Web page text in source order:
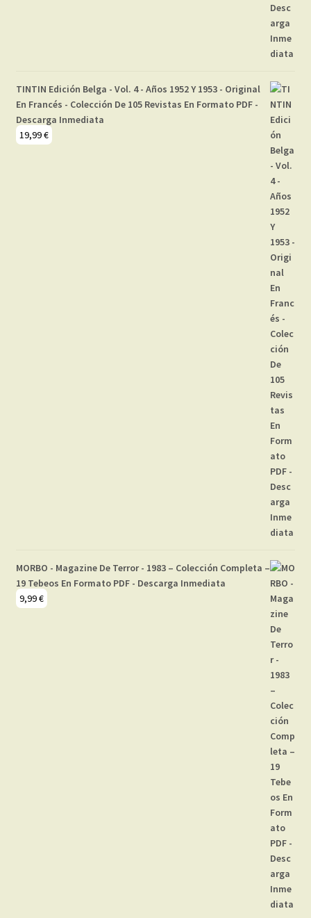
TINTIN Edición Belga - Vol. 4 - Años 1952 Y 1953 - Original
En Francés - Colección De 105 Revistas En Formato PDF -
Descarga Inmediata
19,99€
MORBO - Magazine De Terror - 1983 – Colección Completa –
19 Tebeos En Formato PDF - Descarga Inmediata
9,99€